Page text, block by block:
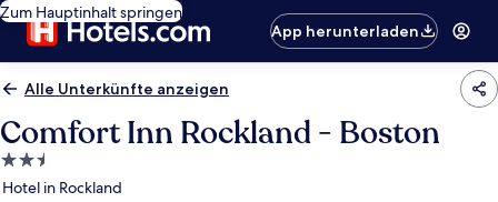
Zum Hauptinhalt springen
App herunterladen
Alle Unterkünfte anzeigen
Comfort Inn Rockland - Boston
2.5-
Sterne-
Hotel in Rockland